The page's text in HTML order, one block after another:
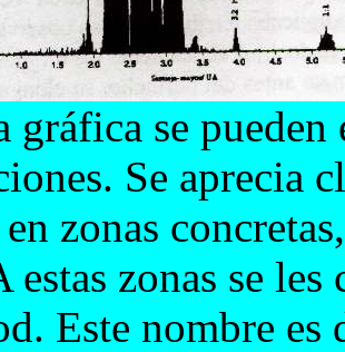
gráfica se pueden
Se aprecia
zonas
estas zonas se
Este nombre